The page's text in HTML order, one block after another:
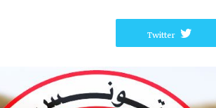
Twitter